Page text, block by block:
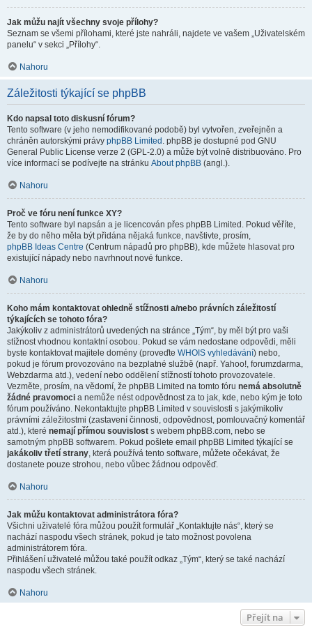
Jak můžu najít všechny svoje přílohy?
Seznam se všemi přílohami, které jste nahráli, najdete ve vašem „Uživatelském
panelu“ v sekci „Přílohy“.
Nahoru
Záležitosti týkající se phpBB
Kdo napsal toto diskusní fórum?
Tento software (v jeho nemodifikované podobě) byl vytvořen, zveřejněn a
chráněn autorskými právy phpBB Limited . phpBB je dostupné pod GNU
General Public License verze 2 (GPL-2.0) a může být volně distribuováno. Pro
více informací se podívejte na stránku About phpBB (angl.).
Nahoru
Proč ve fóru není funkce XY?
Tento software byl napsán a je licencován přes phpBB Limited. Pokud věříte,
že by do něho měla být přidána nějaká funkce, navštivte, prosím,
phpBB Ideas Centre (Centrum nápadů pro phpBB), kde můžete hlasovat pro
existující nápady nebo navrhnout nové funkce.
Nahoru
Koho mám kontaktovat ohledně stížnosti a/nebo právních záležitostí
týkajících se tohoto fóra?
Jakýkoliv z administrátorů uvedených na stránce „Tým“, by měl být pro vaši
stížnost vhodnou kontaktní osobou. Pokud se vám nedostane odpovědi, měli
byste kontaktovat majitele domény (proveďte WHOIS vyhledávání) nebo,
pokud je fórum provozováno na bezplatné službě (např. Yahoo!, forumzdarma,
Webzdarma atd.), vedení nebo oddělení stížností tohoto provozovatele.
Vezměte, prosím, na vědomí, že phpBB Limited na tomto fóru nemá absolutně
žádné pravomoci a nemůže nést odpovědnost za to jak, kde, nebo kým je toto
fórum používáno. Nekontaktujte phpBB Limited v souvislosti s jakýmikoliv
právními záležitostmi (zastavení činnosti, odpovědnost, pomlouvačný komentář
atd.), které nemají přímou souvislost s webem phpBB.com, nebo se
samotným phpBB softwarem. Pokud pošlete email phpBB Limited týkající se
jakákoliv třetí strany, která používá tento software, můžete očekávat, že
dostanete pouze strohou, nebo vůbec žádnou odpověď.
Nahoru
Jak můžu kontaktovat administrátora fóra?
Všichni uživatelé fóra můžou použít formulář „Kontaktujte nás“, který se
nachází naspodu všech stránek, pokud je tato možnost povolena
administrátorem fóra.
Přihlášení uživatelé můžou také použít odkaz „Tým“, který se také nachází
naspodu všech stránek.
Nahoru
Přejít na